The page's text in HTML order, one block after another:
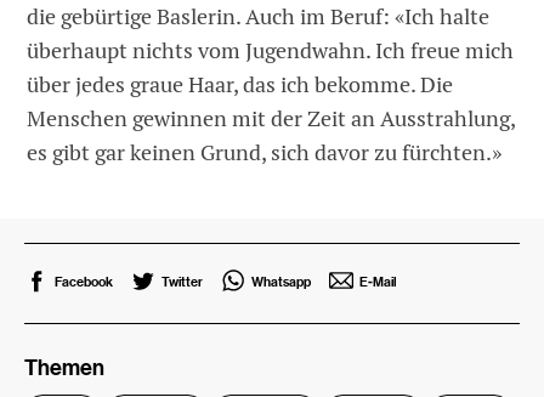
die gebürtige Baslerin. Auch im Beruf: «Ich halte
überhaupt nichts vom Jugendwahn. Ich freue mich
über jedes graue Haar, das ich bekomme. Die
Menschen gewinnen mit der Zeit an Ausstrahlung,
es gibt gar keinen Grund, sich davor zu fürchten.»
Facebook Twitter Whatsapp E-Mail
Themen